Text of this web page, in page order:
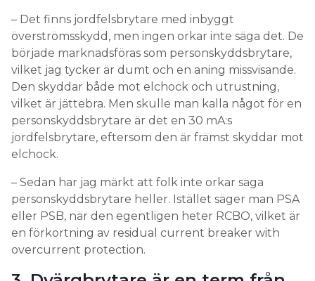
– Det finns jordfelsbrytare med inbyggt
överströmsskydd, men ingen orkar inte säga det. De
började marknadsföras som personskyddsbrytare,
vilket jag tycker är dumt och en aning missvisande.
Den skyddar både mot elchock och utrustning,
vilket är jättebra. Men skulle man kalla något för en
personskyddsbrytare är det en 30 mA:s
jordfelsbrytare, eftersom den är främst skyddar mot
elchock.
– Sedan har jag märkt att folk inte orkar säga
personskyddsbrytare heller. Istället säger man PSA
eller PSB, när den egentligen heter RCBO, vilket är
en förkortning av residual current breaker with
overcurrent protection.